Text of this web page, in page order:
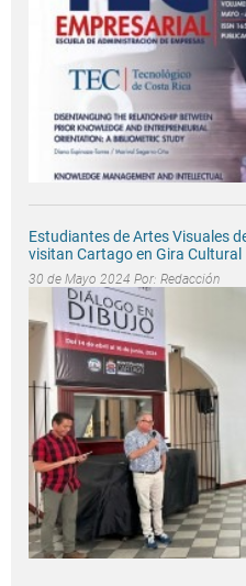
Estudiantes de Artes Visuales
visitan Cartago en Gira Cultural
30 de Mayo 2024 Por: Redacción